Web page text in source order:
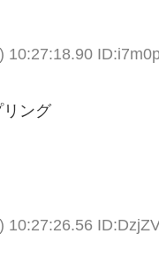
10:27:18.90
ング
10:27:26.56